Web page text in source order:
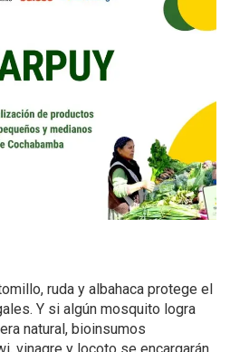
ruda y albahaca protege el
Y si algún mosquito logra
natural, bioinsumos